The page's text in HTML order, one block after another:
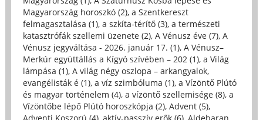
Magyarország horoszkó (2), a Szentkereszt
felmagasztalása (1), a szkíta-térítő (3), a természeti
katasztrófák szellemi üzenete (2), A Vénusz éve (7), A
Vénusz jegyváltása - 2026. január 17. (1), A Vénusz–
Merkúr együttállás a Kígyó szívében – 202 (1), a Világ
lámpása (1), A világ négy oszlopa – arkangyalok,
evangélisták é (1), a víz szimbóluma (1), a Vízöntő Plútó
és magyar történelem (4), a vízöntő szellemisége (8), a
Vízöntőbe lépő Plútó horoszkópja (2), Advent (5),